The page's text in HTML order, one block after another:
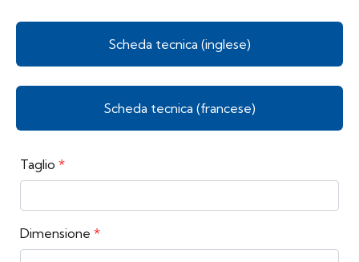
Scheda tecnica (inglese)
Scheda tecnica (francese)
Taglio *
Dimensione *